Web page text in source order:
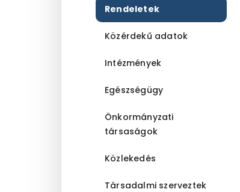
Rendeletek
Közérdekű adatok
Intézmények
Egészségügy
Önkormányzati
társaságok
Közlekedés
Társadalmi szerveztek